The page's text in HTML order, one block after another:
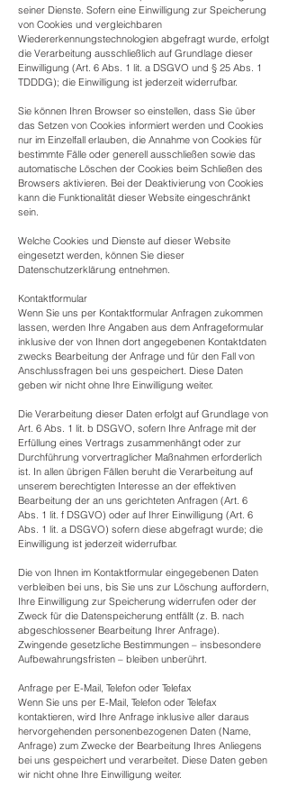
seiner Dienste. Sofern eine Einwilligung zur Speicherung
von Cookies und vergleichbaren
Wiedererkennungstechnologien abgefragt wurde, erfolgt
die Verarbeitung ausschließlich auf Grundlage dieser
Einwilligung (Art. 6 Abs. 1 lit. a DSGVO und § 25 Abs. 1
TDDDG); die Einwilligung ist jederzeit widerrufbar.
Sie können Ihren Browser so einstellen, dass Sie über
das Setzen von Cookies informiert werden und Cookies
nur im Einzelfall erlauben, die Annahme von Cookies für
bestimmte Fälle oder generell ausschließen sowie das
automatische Löschen der Cookies beim Schließen des
Browsers aktivieren. Bei der Deaktivierung von Cookies
kann die Funktionalität dieser Website eingeschränkt
sein.
Welche Cookies und Dienste auf dieser Website
eingesetzt werden, können Sie dieser
Datenschutzerklärung entnehmen.
Kontaktformular
Wenn Sie uns per Kontaktformular Anfragen zukommen
lassen, werden Ihre Angaben aus dem Anfrageformular
inklusive der von Ihnen dort angegebenen Kontaktdaten
zwecks Bearbeitung der Anfrage und für den Fall von
Anschlussfragen bei uns gespeichert. Diese Daten
geben wir nicht ohne Ihre Einwilligung weiter.
Die Verarbeitung dieser Daten erfolgt auf Grundlage von
Art. 6 Abs. 1 lit. b DSGVO, sofern Ihre Anfrage mit der
Erfüllung eines Vertrags zusammenhängt oder zur
Durchführung vorvertraglicher Maßnahmen erforderlich
ist. In allen übrigen Fällen beruht die Verarbeitung auf
unserem berechtigten Interesse an der effektiven
Bearbeitung der an uns gerichteten Anfragen (Art. 6
Abs. 1 lit. f DSGVO) oder auf Ihrer Einwilligung (Art. 6
Abs. 1 lit. a DSGVO) sofern diese abgefragt wurde; die
Einwilligung ist jederzeit widerrufbar.
Die von Ihnen im Kontaktformular eingegebenen Daten
verbleiben bei uns, bis Sie uns zur Löschung auffordern,
Ihre Einwilligung zur Speicherung widerrufen oder der
Zweck für die Datenspeicherung entfällt (z. B. nach
abgeschlossener Bearbeitung Ihrer Anfrage).
Zwingende gesetzliche Bestimmungen – insbesondere
Aufbewahrungsfristen – bleiben unberührt.
Anfrage per E-Mail, Telefon oder Telefax
Wenn Sie uns per E-Mail, Telefon oder Telefax
kontaktieren, wird Ihre Anfrage inklusive aller daraus
hervorgehenden personenbezogenen Daten (Name,
Anfrage) zum Zwecke der Bearbeitung Ihres Anliegens
bei uns gespeichert und verarbeitet. Diese Daten geben
wir nicht ohne Ihre Einwilligung weiter.